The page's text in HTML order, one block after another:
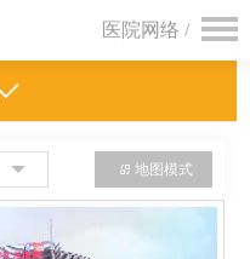
地图模式
医院网络 /